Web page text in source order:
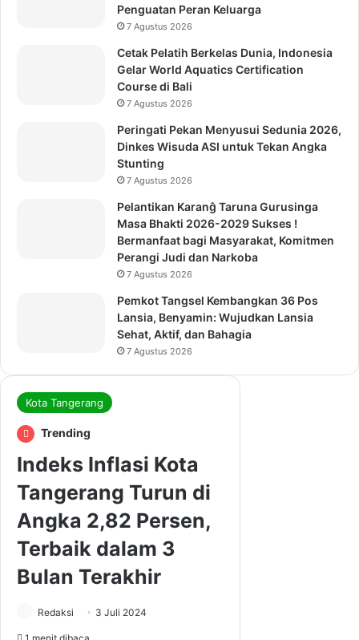
Penguatan Peran Keluarga
7 Agustus 2026
Cetak Pelatih Berkelas Dunia, Indonesia
Gelar World Aquatics Certification
Course di Bali
7 Agustus 2026
Peringati Pekan Menyusui Sedunia 2026,
Dinkes Wisuda ASI untuk Tekan Angka
Stunting
7 Agustus 2026
Pelantikan Karanĝ Taruna Gurusinga
Masa Bhakti 2026-2029 Sukses !
Bermanfaat bagi Masyarakat, Komitmen
Perangi Judi dan Narkoba
7 Agustus 2026
Pemkot Tangsel Kembangkan 36 Pos
Lansia, Benyamin: Wujudkan Lansia
Sehat, Aktif, dan Bahagia
7 Agustus 2026